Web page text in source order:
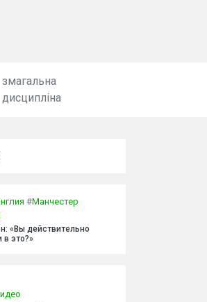
змагальна
дисципліна
#Манчестер
«Вы действительно
в это?»